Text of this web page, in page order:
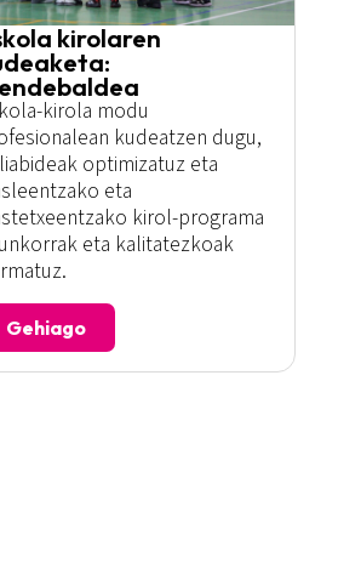
kirolaren
kirola modu
kudeatzen dugu,
optimizatuz eta
eta
kirol-programa
eta kalitatezkoak
Gehiago